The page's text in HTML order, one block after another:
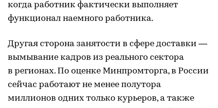
когда работник фактически выполняет
функционал наемного работника.
Другая сторона занятости в сфере доставки —
вымывание кадров из реального сектора
в регионах. По оценке Минпромторга, в России
сейчас работают не менее полутора
миллионов одних только курьеров, а также